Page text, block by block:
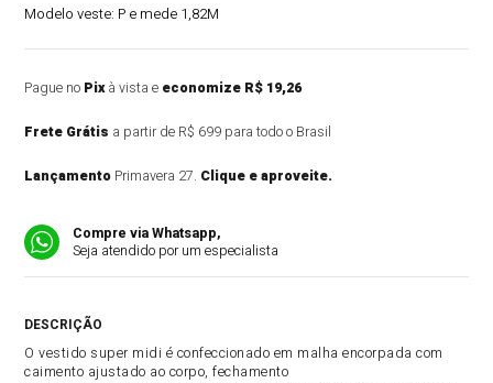
Modelo veste: P e mede 1,82M
Pague no Pixà vista e economize R$ 19,26
Frete Grátis a partir de R$ 699 para todo o Brasil
Lançamento Primavera 27. Clique e aproveite.
Compre via Whatsapp,
Seja atendido por um especialista
O vestido super midi é confeccionado em malha encorpada com
caimento ajustado ao corpo, fechamento